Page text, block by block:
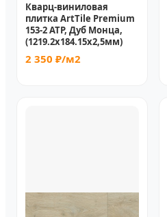
Кварц-виниловая
плитка ArtTile Premium
153-2 ATP, Дуб Монца,
(1219.2х184.15x2,5мм)
2 350 ₽/м2